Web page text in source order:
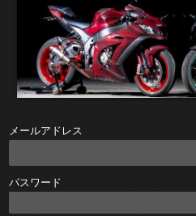
メールアドレス
パスワード